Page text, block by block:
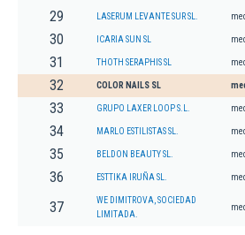
29 LASERUM LEVANTE SUR SL.
30 ICARIA SUN SL
31 THOTH SERAPHIS SL
32 COLOR NAILS SL
33 GRUPO LAXER LOOP S.L.
34 MARLO ESTILISTAS SL.
35 BELDON BEAUTY SL.
36 ESTTIKA IRUÑA SL.
37
WE DIMITROVA, SOCIEDAD
LIMITADA.